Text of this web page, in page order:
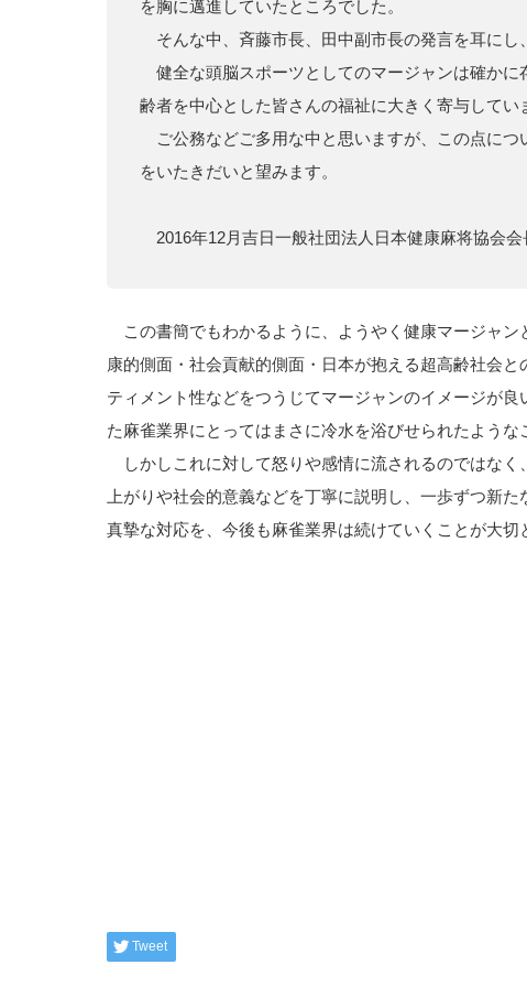
を胸に邁進していたところでした。
そんな中、斉藤市長、田中副市長の発言を耳にし
健全な頭脳スポーツとしてのマージャンは確かに
齢者を中心とした皆さんの福祉に大きく寄与してい
ご公務などご多用な中と思いますが、この点につ
をいたきだいと望みます。
2016年12月吉日一般社団法人日本健康麻将協会
この書簡でもわかるように、ようやく健康マージャン
康的側面・社会貢献的側面・日本が抱える超高齢社会
ティメント性などをつうじてマージャンのイメージが
た麻雀業界にとってはまさに冷水を浴びせられたような
しかしこれに対して怒りや感情に流されるのではなく
上がりや社会的意義などを丁寧に説明し、一歩ずつ新
真摯な対応を、今後も麻雀業界は続けていくことが大切
Tweet